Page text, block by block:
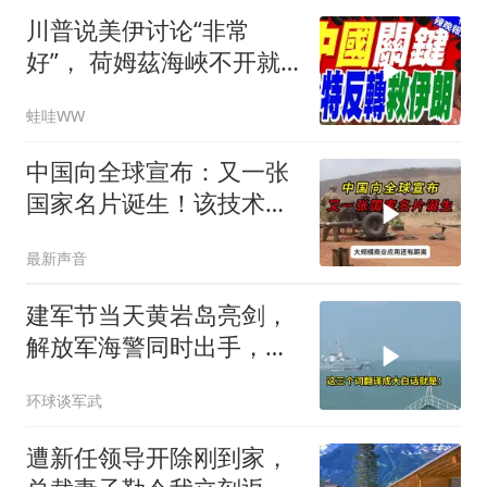
川普说美伊讨论“非常
好”， 荷姆茲海峽不开就
谢寒冰｜辣晚报20260805
蛙哇WW
中国向全球宣布：又一张
国家名片诞生！该技术全
最新声音
建军节当天黄岩岛亮剑，
解放军海警同时出手，菲
环球谈军武
遭新任领导开除刚到家，